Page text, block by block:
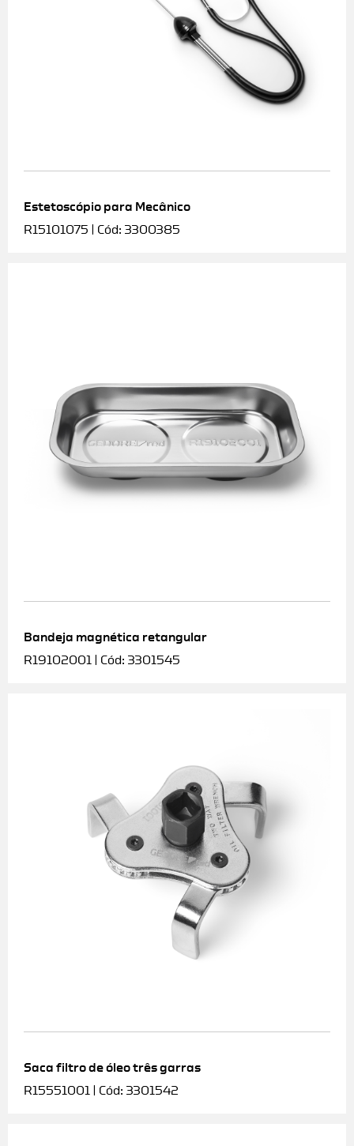
Estetoscópio para Mecânico
R15101075 | Cód: 3300385
Bandeja magnética retangular
R19102001 | Cód: 3301545
Saca filtro de óleo três garras
R15551001 | Cód: 3301542